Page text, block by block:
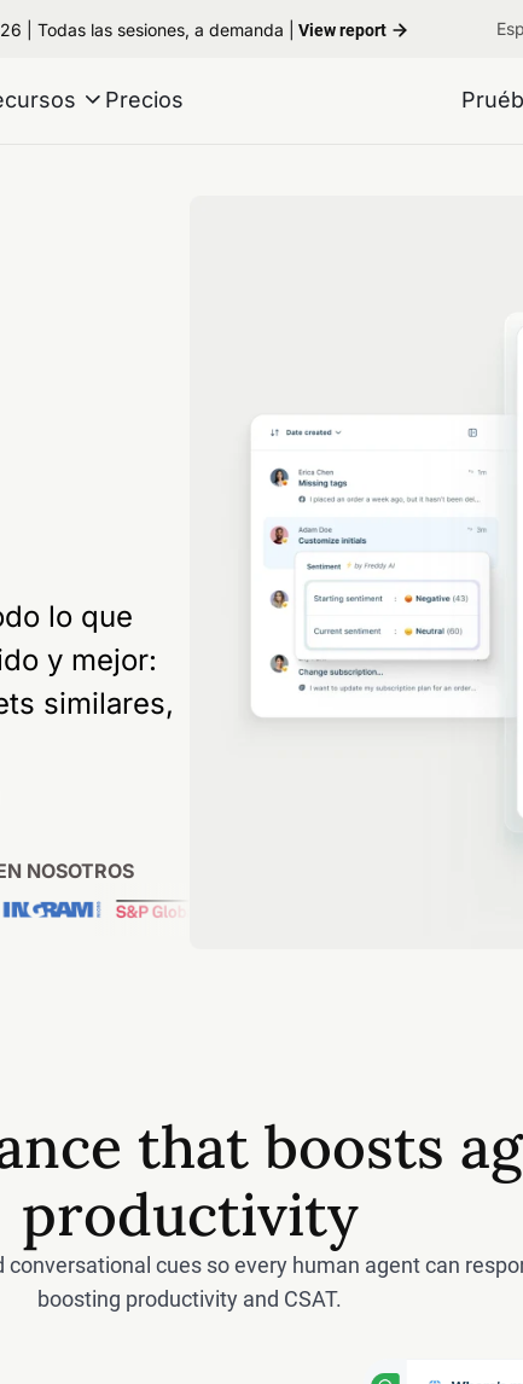
| Todas las sesiones, a demanda | View report
Precios
lo que
y mejor:
similares,
NOSOTROS
that boosts
productivity
cues so every human agent can
boosting productivity and CSAT.